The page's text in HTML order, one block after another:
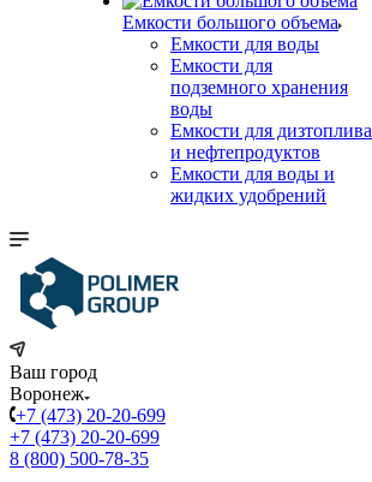
Емкости большого объема
Емкости для воды
Емкости для
подземного хранения
воды
Емкости для дизтоплива
и нефтепродуктов
Емкости для воды и
жидких удобрений
Ваш город
Воронеж
+7 (473) 20-20-699
+7 (473) 20-20-699
8 (800) 500-78-35